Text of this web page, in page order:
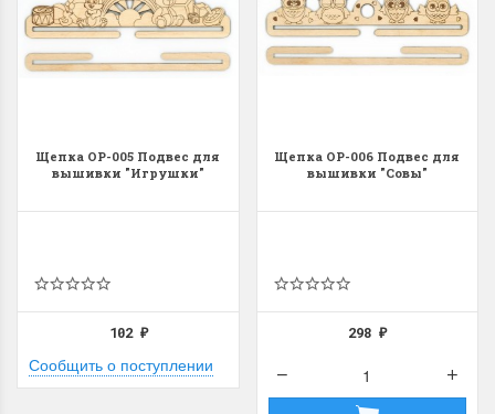
Щепка ОР-005 Подвес для
вышивки "Игрушки"
102 ₽
Сообщить о поступлении
Щепка ОР-006 Подвес для
вышивки "Совы"
298₽